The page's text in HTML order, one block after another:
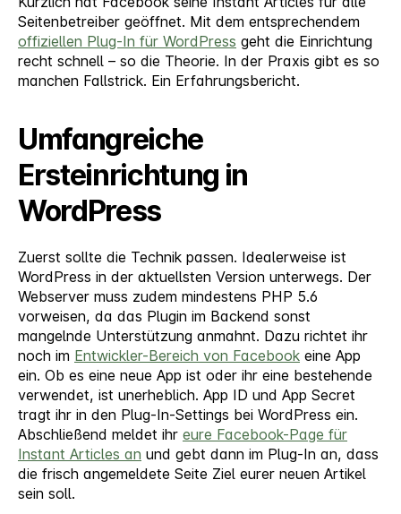
Articles
mit
WordPress
Seitenbetreiber geöffnet. Mit dem entsprechendem
offiziellen Plug-In für WordPress geht die Einrichtung
recht schnell – so die Theorie. In der Praxis gibt es so
manchen Fallstrick. Ein Erfahrungsbericht.
Umfangreiche
Ersteinrichtung in
WordPress
Zuerst sollte die Technik passen. Idealerweise ist
WordPress in der aktuellsten Version unterwegs. Der
Webserver muss zudem mindestens PHP 5.6
vorweisen, da das Plugin im Backend sonst
mangelnde Unterstützung anmahnt. Dazu richtet ihr
noch im Entwickler-Bereich von Facebook eine App
ein. Ob es eine neue App ist oder ihr eine bestehende
verwendet, ist unerheblich. App ID und App Secret
tragt ihr in den Plug-In-Settings bei WordPress ein.
Abschließend meldet ihr eure Facebook-Page für
Instant Articles an und gebt dann im Plug-In an, dass
die frisch angemeldete Seite Ziel eurer neuen Artikel
sein soll.